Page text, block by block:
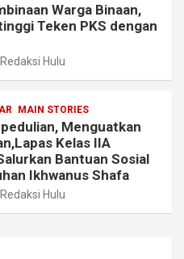
Warga Binaan,
Teken PKS dengan
Redaksi Hulu
MAIN STORIES
Menguatkan
Kelas IIA
Bantuan Sosial
Ikhwanus Shafa
Redaksi Hulu